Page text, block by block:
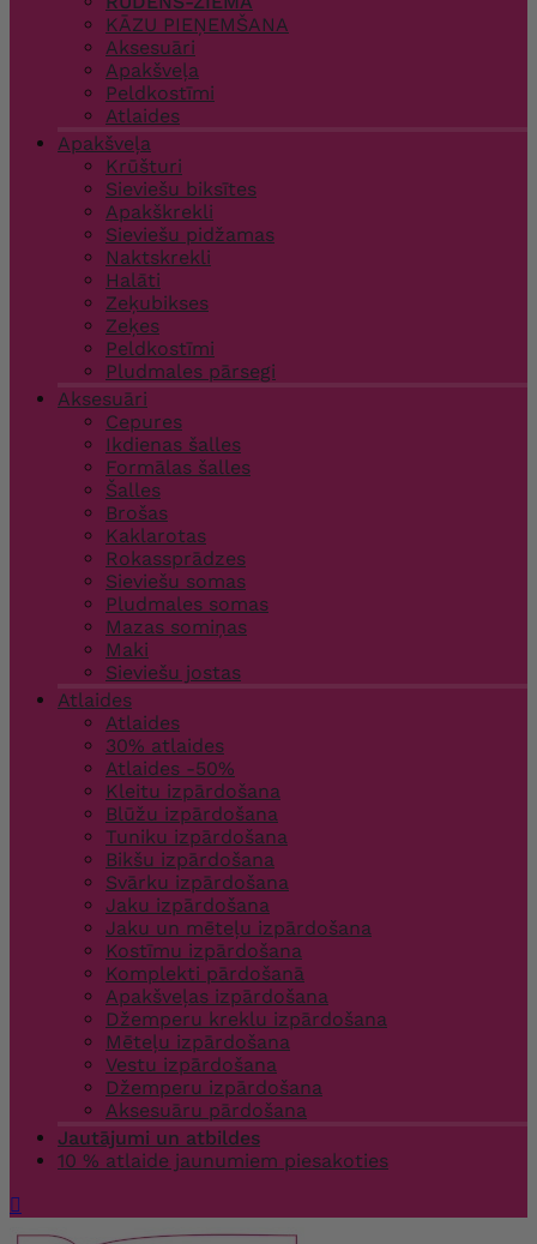
KĀZU PIEŅEMŠANA
Aksesuāri
Apakšveļa
Peldkostīmi
Atlaides
Apakšveļa
Krūšturi
Sieviešu biksītes
Apakškrekli
Sieviešu pidžamas
Naktskrekli
Halāti
Zeķubikses
Zeķes
Peldkostīmi
Pludmales pārsegi
Aksesuāri
Cepures
Ikdienas šalles
Formālas šalles
Šalles
Brošas
Kaklarotas
Rokassprādzes
Sieviešu somas
Pludmales somas
Mazas somiņas
Maki
Sieviešu jostas
Atlaides
Atlaides
30% atlaides
Atlaides -50%
Kleitu izpārdošana
Blūžu izpārdošana
Tuniku izpārdošana
Bikšu izpārdošana
Svārku izpārdošana
Jaku izpārdošana
Jaku un mēteļu izpārdošana
Kostīmu izpārdošana
Komplekti pārdošanā
Apakšveļas izpārdošana
Džemperu kreklu izpārdošana
Mēteļu izpārdošana
Vestu izpārdošana
Džemperu izpārdošana
Aksesuāru pārdošana
Jautājumi un atbildes
10 % atlaide jaunumiem piesakoties
